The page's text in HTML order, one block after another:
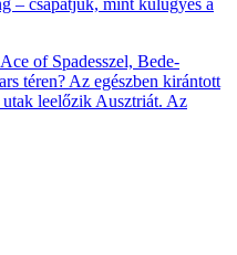
of Spadesszel, Bede-
téren? Az egészben kirántott
leelőzik Ausztriát. Az